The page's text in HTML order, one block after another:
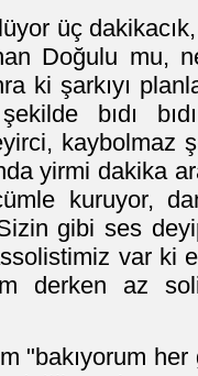
üç
Doğulu mu,
ki şarkıyı
bıdı bıdı
kaybolmaz
yirmi dakika
kuruyor,
gibi ses
var ki
derken az
"bakıyorum